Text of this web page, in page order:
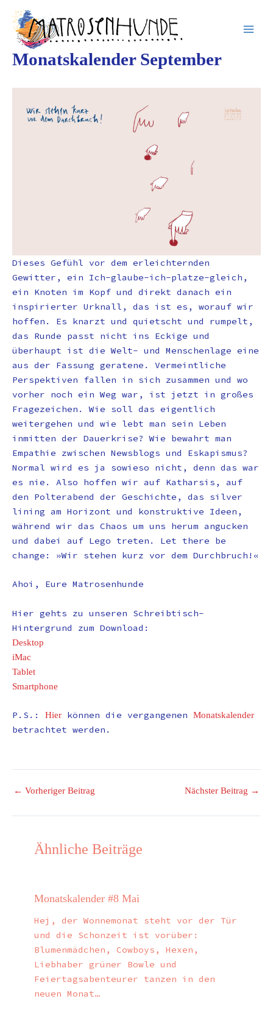
springen
Inhalt
springen
Monatskalender September
Dieses Gefühl vor dem erleichternden
Gewitter, ein Ich-glaube-ich-platze-gleich,
ein Knoten im Kopf und direkt danach ein
inspirierter Urknall, das ist es, worauf wir
hoffen. Es knarzt und quietscht und rumpelt,
das Runde passt nicht ins Eckige und
überhaupt ist die Welt- und Menschenlage eine
aus der Fassung geratene. Vermeintliche
Perspektiven fallen in sich zusammen und wo
vorher noch ein Weg war, ist jetzt in großes
Fragezeichen. Wie soll das eigentlich
weitergehen und wie lebt man sein Leben
inmitten der Dauerkrise? Wie bewahrt man
Empathie zwischen Newsblogs und Eskapismus?
Normal wird es ja sowieso nicht, denn das war
es nie. Also hoffen wir auf Katharsis, auf
den Polterabend der Geschichte, das silver
lining am Horizont und konstruktive Ideen,
während wir das Chaos um uns herum angucken
und dabei auf Lego treten. Let there be
change: »Wir stehen kurz vor dem Durchbruch!«
Ahoi, Eure Matrosenhunde
Hier gehts zu unseren Schreibtisch-
Hintergrund zum Download:
Desktop
iMac
Tablet
Smartphone
P.S.: Hier können die vergangenen Monatskalender
betrachtet werden.
← Vorheriger Beitrag Nächster Beitrag →
Ähnliche Beiträge
Monatskalender #8 Mai
Hej, der Wonnemonat steht vor der Tür
und die Schonzeit ist vorüber:
Blumenmädchen, Cowboys, Hexen,
Liebhaber grüner Bowle und
Feiertagsabenteurer tanzen in den
neuen Monat…